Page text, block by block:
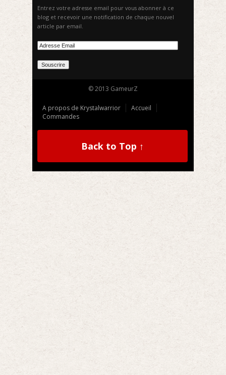
Entrez votre adresse email pour vous abonner à ce
blog et recevoir une notification de chaque nouvel
article par email.
© 2013 GameurZ
A propos de Krystalwarrior
Accueil
Commandes
Back to Top ↑